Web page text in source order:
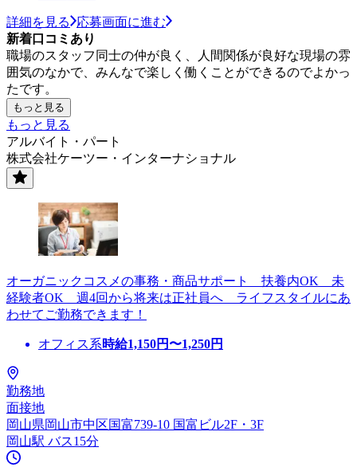
詳細を見る
応募画面に進む
新着口コミあり
職場のスタッフ同士の仲が良く、人間関係が良好な現場の雰
囲気のなかで、みんなで楽しく働くことができるのでよかっ
たです。
もっと見る
もっと見る
アルバイト・パート
株式会社ケーツー・インターナショナル
オーガニックコスメの事務・商品サポート 扶養内OK 未
経験者OK 週4回から将来は正社員へ ライフスタイルにあ
わせてご勤務できます！
オフィス系時給1,150円〜1,250円
勤務地
面接地
岡山県岡山市中区国富739-10 国富ビル2F・3F
岡山駅 バス15分